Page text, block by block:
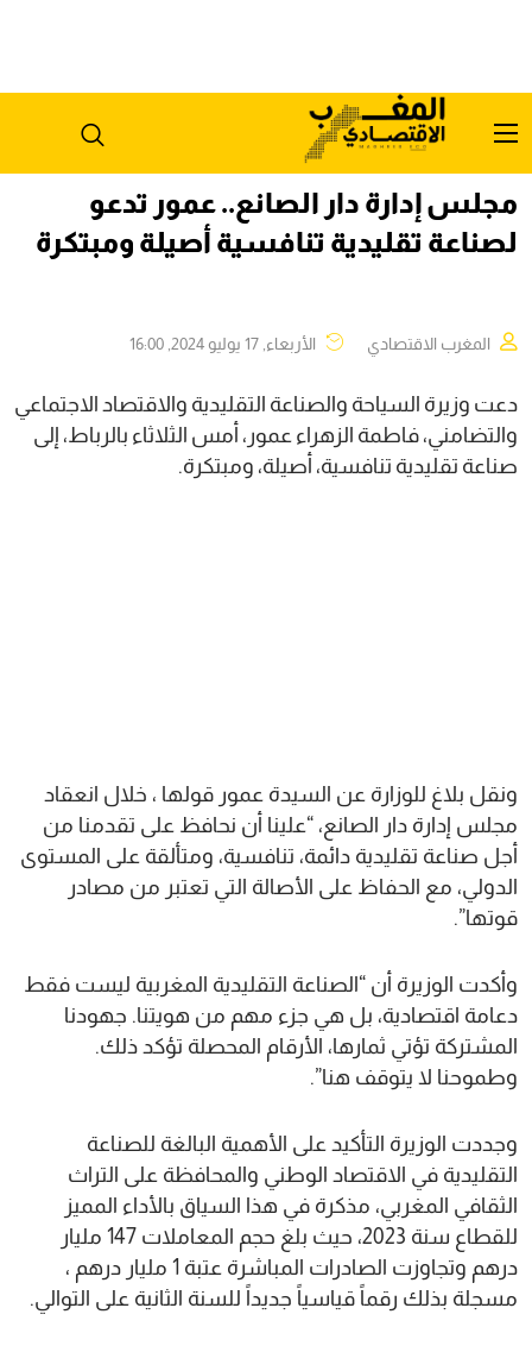
مجلس إدارة دار الصانع.. عمور تدعو
لصناعة تقليدية تنافسية أصيلة ومبتكرة
المغرب الاقتصادي الأربعاء, 17 يوليو 2024, 16:00
دعت وزيرة السياحة والصناعة التقليدية والاقتصاد الاجتماعي
والتضامني، فاطمة الزهراء عمور، أمس الثلاثاء بالرباط، إلى
صناعة تقليدية تنافسية، أصيلة، ومبتكرة.
ونقل بلاغ للوزارة عن السيدة عمور قولها ، خلال انعقاد
مجلس إدارة دار الصانع، “علينا أن نحافظ على تقدمنا من
أجل صناعة تقليدية دائمة، تنافسية، ومتألقة على المستوى
الدولي، مع الحفاظ على الأصالة التي تعتبر من مصادر
قوتها”.
وأكدت الوزيرة أن “الصناعة التقليدية المغربية ليست فقط
دعامة اقتصادية، بل هي جزء مهم من هويتنا. جهودنا
المشتركة تؤتي ثمارها، الأرقام المحصلة تؤكد ذلك.
وطموحنا لا يتوقف هنا”.
وجددت الوزيرة التأكيد على الأهمية البالغة للصناعة
التقليدية في الاقتصاد الوطني والمحافظة على التراث
الثقافي المغربي، مذكرة في هذا السياق بالأداء المميز
للقطاع سنة 2023، حيث بلغ حجم المعاملات 147 مليار
درهم وتجاوزت الصادرات المباشرة عتبة 1 مليار درهم ،
مسجلة بذلك رقماً قياسياً جديداً للسنة الثانية على التوالي.